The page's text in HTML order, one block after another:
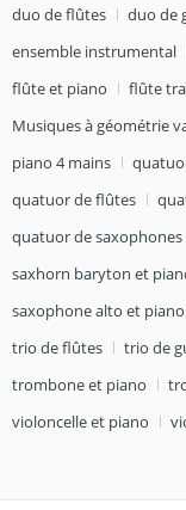
duo de flûtes
duo de
ensemble instrumental
flûte et piano
flûte
Musiques à géométrie
piano 4 mains
quatuor de flûtes
quatuor de saxophones
saxhorn baryton et
saxophone alto et piano
trio de flûtes
trio de
trombone et piano
violoncelle et piano